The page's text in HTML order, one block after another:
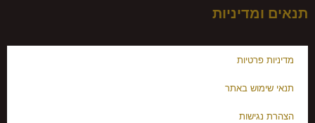
תנאים ומדיניות
מדיניות פרטיות
תנאי שימוש באתר
הצהרת נגישות